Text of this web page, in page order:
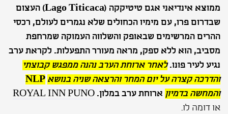
ממוצא אינדיאני אגם טיטיקקה (Lago Titicaca) העצום
שבדרום פרו, עם מימיו הכחולים שלא נגמרים לעולם, רכסי
ההרים המרשימים שבאופק והשלווה העמוקה שמרחפת
מסביב, הוא ללא ספק, מראה מעורר התפעלות. לקראת ערב
נגיע לעיר פונו.לאחר ארוחת הערב נהנה ממפגש קבוצתי
והדרכה קצרה על יום המחר והרצאה שניה בנושא NLP
והמחשה בדמיון ארוחת ערב במלון. ROYAL INN PUNO
או דומה לו.